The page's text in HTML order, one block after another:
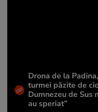
Drona de la
turmei păzite de
Dumnezeu de Sus
au speriat”